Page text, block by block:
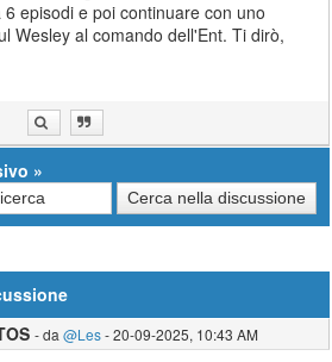
episodi e poi continuare con uno
Wesley al comando dell'Ent. Ti dirò,
»
- da@Les- 20-09-2025, 10:43 AM